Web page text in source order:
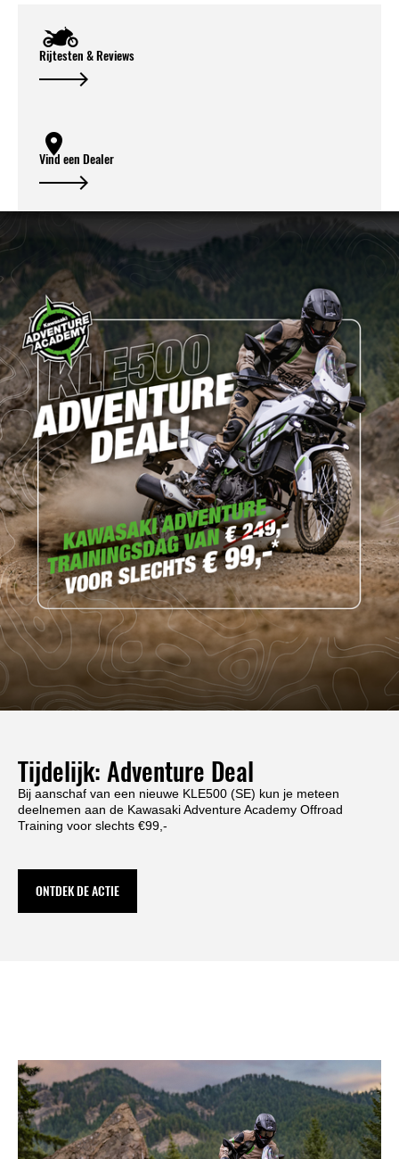
Rijtesten & Reviews
Vind een Dealer
Tijdelijk: Adventure Deal
Bij aanschaf van een nieuwe KLE500 (SE) kun je meteen
deelnemen aan de Kawasaki Adventure Academy Offroad
Training voor slechts €99,-
ONTDEK DE ACTIE